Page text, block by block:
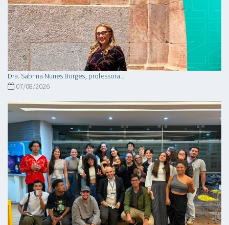
Dra. Sabrina Nunes Borges, professora...
07/08/2026